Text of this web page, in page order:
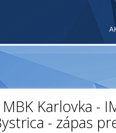
Karlovka -
- zápas